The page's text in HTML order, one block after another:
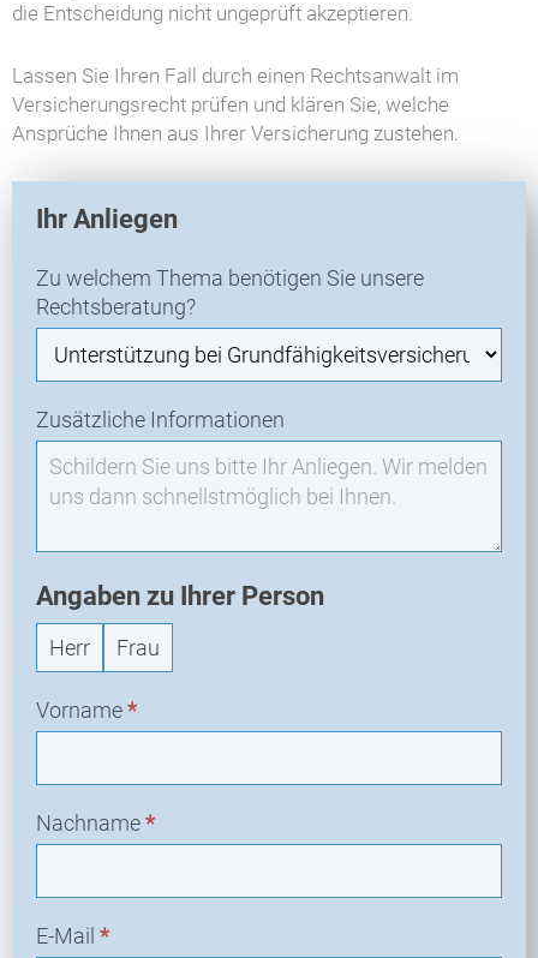
die Entscheidung nicht ungeprüft akzeptieren.
Lassen Sie Ihren Fall durch einen Rechtsanwalt im
Versicherungsrecht prüfen und klären Sie, welche
Ansprüche Ihnen aus Ihrer Versicherung zustehen.
E
-
N
n
Ihr Anliegen
Zu welchem Thema benötigen Sie unsere
Rechtsberatung?
Zusätzliche Informationen
Angaben zu Ihrer Person
Herr Frau
Vorname*
Nachname*
E-Mail *